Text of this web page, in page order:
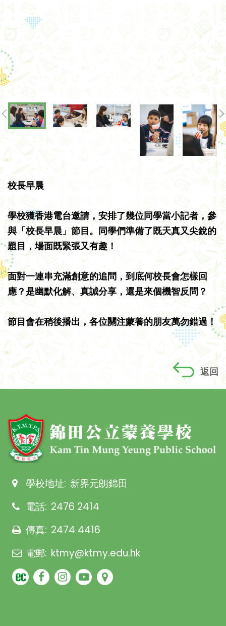
校長早晨
學校獲香港電台邀請，安排了幾位同學當小記者，參
與「校長早晨」節目。同學們準備了既天真又尖銳的
題目，場面既緊張又有趣！
面對一連串充滿創意的追問，到底何校長會怎樣回
應？是幽默化解、真誠分享，還是來個機智反問？
節目會在稍後播出，各位關注蒙養的朋友萬勿錯過！
返回
學校地址: 新界元朗錦田
電話: 2476 2414
傳真: 2474 4416
電郵: ktmy@ktmy.edu.hk